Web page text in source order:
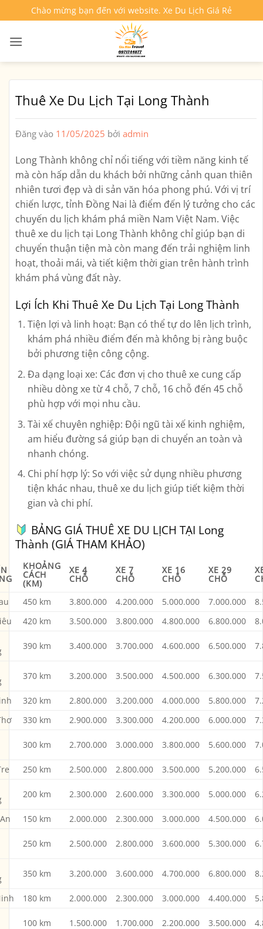
qua
nội
Chào mừng bạn đến với website. Xe Du Lịch Giá Rẻ
Thuê Xe Du Lịch Tại Long Thành
Đăng vào 11/05/2025 bởi admin
Long Thành không chỉ nổi tiếng với tiềm năng kinh tế
mà còn hấp dẫn du khách bởi những cảnh quan thiên
nhiên tươi đẹp và di sản văn hóa phong phú. Với vị trí
chiến lược, tỉnh Đồng Nai là điểm đến lý tưởng cho các
chuyến du lịch khám phá miền Nam Việt Nam. Việc
thuê xe du lịch tại Long Thành không chỉ giúp bạn di
chuyển thuận tiện mà còn mang đến trải nghiệm linh
hoạt, thoải mái, và tiết kiệm thời gian trên hành trình
khám phá vùng đất này.
Lợi Ích Khi Thuê Xe Du Lịch Tại Long Thành
Tiện lợi và linh hoạt: Bạn có thể tự do lên lịch trình,
khám phá nhiều điểm đến mà không bị ràng buộc
bởi phương tiện công cộng.
Đa dạng loại xe: Các đơn vị cho thuê xe cung cấp
nhiều dòng xe từ 4 chỗ, 7 chỗ, 16 chỗ đến 45 chỗ
phù hợp với mọi nhu cầu.
Tài xế chuyên nghiệp: Đội ngũ tài xế kinh nghiệm,
am hiểu đường sá giúp bạn di chuyển an toàn và
nhanh chóng.
Chi phí hợp lý: So với việc sử dụng nhiều phương
tiện khác nhau, thuê xe du lịch giúp tiết kiệm thời
gian và chi phí.
BẢNG GIÁ THUÊ XE DU LỊCH TẠI Long
Thành (GIÁ THAM KHẢO)
KHOẢNG
CÁCH
(KM)
XE 4
CHỖ
XE 7
CHỖ
XE 16
CHỖ
XE 29
CHỖ
450 km 3.800.000 4.200.000 5.000.000 7.000.000
420 km 3.500.000 3.800.000 4.800.000 6.800.000
390 km 3.400.000 3.700.000 4.600.000 6.500.000
370 km 3.200.000 3.500.000 4.500.000 6.300.000
320 km 2.800.000 3.200.000 4.000.000 5.800.000
330 km 2.900.000 3.300.000 4.200.000 6.000.000
300 km 2.700.000 3.000.000 3.800.000 5.600.000
250 km 2.500.000 2.800.000 3.500.000 5.200.000
200 km 2.300.000 2.600.000 3.300.000 5.000.000
150 km 2.000.000 2.300.000 3.000.000 4.500.000
250 km 2.500.000 2.800.000 3.600.000 5.300.000
350 km 3.200.000 3.600.000 4.700.000 6.800.000
180 km 2.000.000 2.300.000 3.000.000 4.400.000
100 km 1.500.000 1.700.000 2.200.000 3.500.000